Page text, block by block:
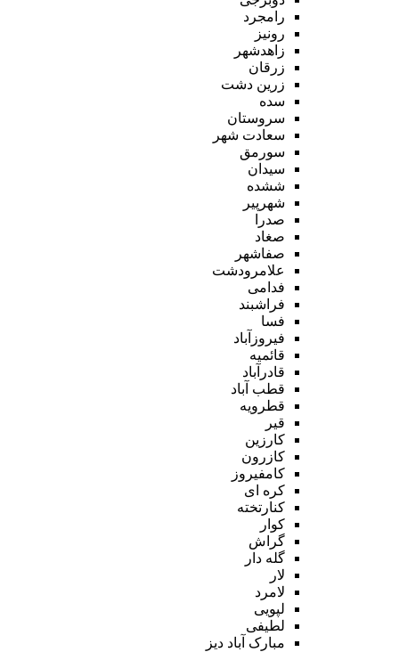
رامجرد
رونیز
زاهدشهر
زرقان
زرین دشت
سده
سروستان
سعادت شهر
سورمق
سیدان
ششده
شهرپیر
صدرا
صغاد
صفاشهر
علامرودشت
فدامی
فراشبند
فسا
فیروزآباد
قائمیه
قادرآباد
قطب آباد
قطرویه
قیر
کارزین
کازرون
کامفیروز
کره ای
کنارتخته
کوار
گراش
گله دار
لار
لامرد
لپویی
لطیفی
مبارک آباد دیز